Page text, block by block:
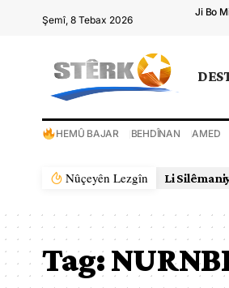
Şemî, 8 Tebax 2026
Ji Bo
HEMÛ BAJAR BEHDÎNAN AMED
Nûçeyên Lezgîn Li
Tag: